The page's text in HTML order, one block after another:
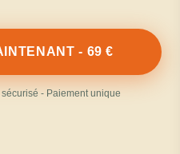
- 69 €
- Paiement unique